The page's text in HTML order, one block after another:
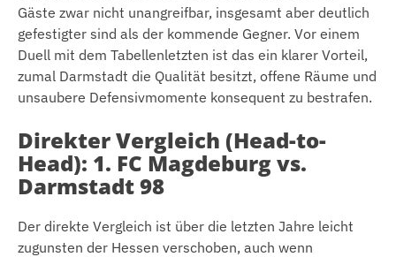
Gäste zwar nicht unangreifbar, insgesamt aber deutlich
gefestigter sind als der kommende Gegner. Vor einem
Duell mit dem Tabellenletzten ist das ein klarer Vorteil,
zumal Darmstadt die Qualität besitzt, offene Räume und
unsaubere Defensivmomente konsequent zu bestrafen.
Direkter Vergleich (Head-to-
Head): 1. FC Magdeburg vs.
Darmstadt 98
Der direkte Vergleich ist über die letzten Jahre leicht
zugunsten der Hessen verschoben, auch wenn